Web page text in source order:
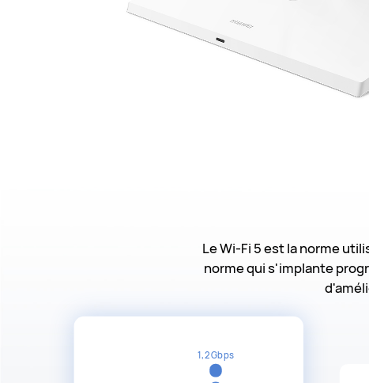
Le Wi-Fi 5 est la norme
norme qui s'implante
1,2 Gbps